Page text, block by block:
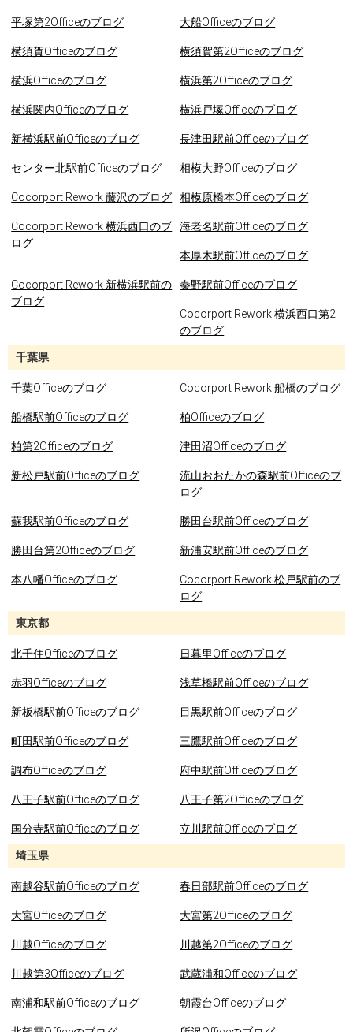
平塚第2Officeのブログ 大船Officeのブログ
横須賀Officeのブログ 横須賀第2Officeのブログ
横浜Officeのブログ 横浜第2Officeのブログ
横浜関内Officeのブログ 横浜戸塚Officeのブログ
新横浜駅前Officeのブログ 長津田駅前Officeのブログ
センター北駅前Officeのブログ 相模大野Officeのブログ
Cocorport Rework 藤沢のブログ 相模原橋本Officeのブログ
Cocorport Rework 横浜西口のブ
ログ
海老名駅前Officeのブログ
本厚木駅前Officeのブログ
Cocorport Rework 新横浜駅前の
ブログ
秦野駅前Officeのブログ
Cocorport Rework 横浜西口第2
のブログ
千葉県
千葉Officeのブログ Cocorport Rework 船橋のブログ
船橋駅前Officeのブログ 柏Officeのブログ
柏第2Officeのブログ 津田沼Officeのブログ
新松戸駅前Officeのブログ
流山おおたかの森駅前Officeのブ
ログ
蘇我駅前Officeのブログ 勝田台駅前Officeのブログ
勝田台第2Officeのブログ 新浦安駅前Officeのブログ
本八幡Officeのブログ
Cocorport Rework 松戸駅前のブ
ログ
東京都
北千住Officeのブログ 日暮里Officeのブログ
赤羽Officeのブログ 浅草橋駅前Officeのブログ
新板橋駅前Officeのブログ 目黒駅前Officeのブログ
町田駅前Officeのブログ 三鷹駅前Officeのブログ
調布Officeのブログ 府中駅前Officeのブログ
八王子駅前Officeのブログ 八王子第2Officeのブログ
国分寺駅前Officeのブログ 立川駅前Officeのブログ
埼玉県
南越谷駅前Officeのブログ 春日部駅前Officeのブログ
大宮Officeのブログ 大宮第2Officeのブログ
川越Officeのブログ 川越第2Officeのブログ
川越第3Officeのブログ 武蔵浦和Officeのブログ
南浦和駅前Officeのブログ 朝霞台Officeのブログ